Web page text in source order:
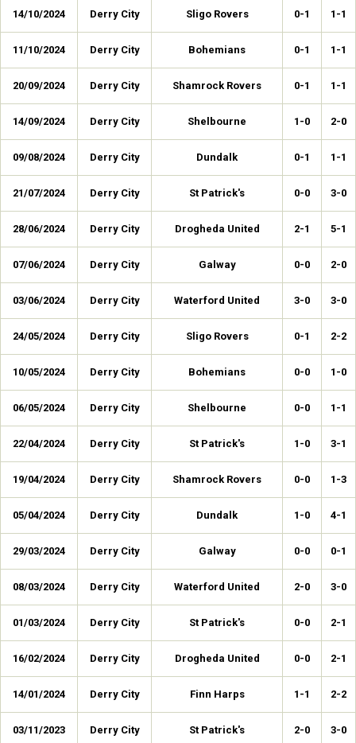
14/10/2024 Derry City Sligo Rovers 0-1 1-1
11/10/2024 Derry City Bohemians 0-1 1-1
20/09/2024 Derry City Shamrock Rovers 0-1 1-1
14/09/2024 Derry City Shelbourne 1-0 2-0
09/08/2024 Derry City Dundalk 0-1 1-1
21/07/2024 Derry City St Patrick's 0-0 3-0
28/06/2024 Derry City Drogheda United 2-1 5-1
07/06/2024 Derry City Galway 0-0 2-0
03/06/2024 Derry City Waterford United 3-0 3-0
24/05/2024 Derry City Sligo Rovers 0-1 2-2
10/05/2024 Derry City Bohemians 0-0 1-0
06/05/2024 Derry City Shelbourne 0-0 1-1
22/04/2024 Derry City St Patrick's 1-0 3-1
19/04/2024 Derry City Shamrock Rovers 0-0 1-3
05/04/2024 Derry City Dundalk 1-0 4-1
29/03/2024 Derry City Galway 0-0 0-1
08/03/2024 Derry City Waterford United 2-0 3-0
01/03/2024 Derry City St Patrick's 0-0 2-1
16/02/2024 Derry City Drogheda United 0-0 2-1
14/01/2024 Derry City Finn Harps 1-1 2-2
03/11/2023 Derry City St Patrick's 2-0 3-0